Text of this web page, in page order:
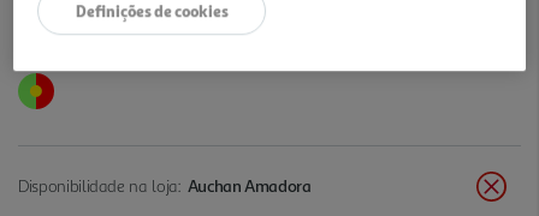
Disponibilidade na loja: Auchan Amadora
Definições de cookies